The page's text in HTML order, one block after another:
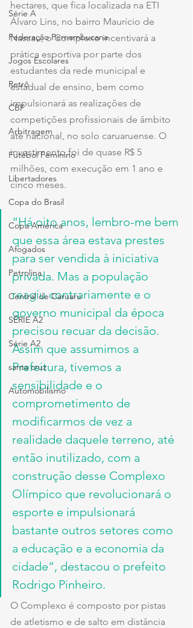
Série A
Federação Pernambucana
Jogos Escolares
Retrô
CBF
Arbitragem
Futebol Feminino
Libertadores
Copa do Brasil
Copa América
Afogados
Petrolina
Central de Caruaru
SÉRIE A2
Série A2
santa cruz
Automobilismo
hectares, que fica localizada na ETI
Álvaro Lins, no bairro Maurício de
Nassau, o Complexo incentivará a
prática esportiva por parte dos
estudantes da rede municipal e
estadual de ensino, bem como
impulsionará as realizações de
competições profissionais de âmbito
até nacional, no solo caruaruense. O
investimento foi de quase R$ 5
milhões, com execução em 1 ano e
cinco meses.
“Há oito anos, lembro-me bem
que essa área estava prestes
para ser vendida à iniciativa
privada. Mas a população
reagiu contrariamente e o
governo municipal da época
precisou recuar da decisão.
Assim que assumimos a
Prefeitura, tivemos a
sensibilidade e o
comprometimento de
modificarmos de vez a
realidade daquele terreno, até
então inutilizado, com a
construção desse Complexo
Olímpico que revolucionará o
esporte e impulsionará
bastante outros setores como
a educação e a economia da
cidade”, destacou o prefeito
Rodrigo Pinheiro.
O Complexo é composto por pistas
de atletismo e de salto em distância